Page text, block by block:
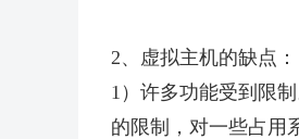
2、虚拟主机的缺点：
1）许多功能受到限
的限制，对一些占用